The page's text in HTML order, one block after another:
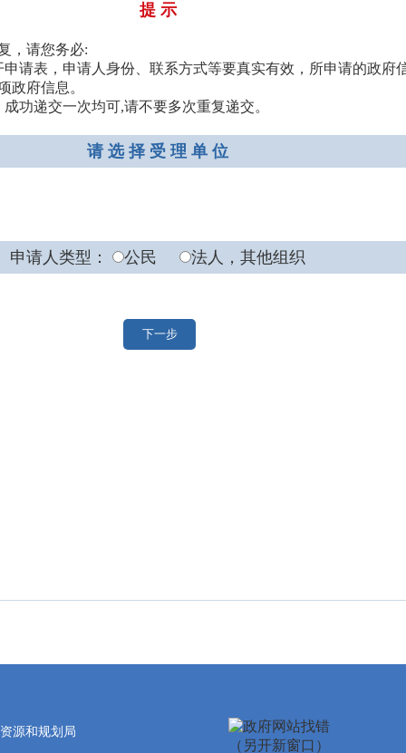
提 示
，请您务必:
请表，申请人身份、联系方式等要真实有效，所申请的政府
政府信息。
功递交一次均可,请不要多次重复递交。
请 选 择 受 理 单 位
申请人类型： 公民 法人，其他组织
下一步
源和规划局